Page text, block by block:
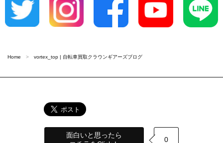
Home vortex_top | 自転車買取クラウンギアーズブログ
面白いと思ったら
0